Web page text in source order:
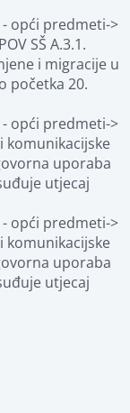
opći predmeti->
SŠ A.3.1.
i migracije u
početka 20.
opći predmeti->
komunikacijske
uporaba
utjecaj
opći predmeti->
komunikacijske
uporaba
utjecaj